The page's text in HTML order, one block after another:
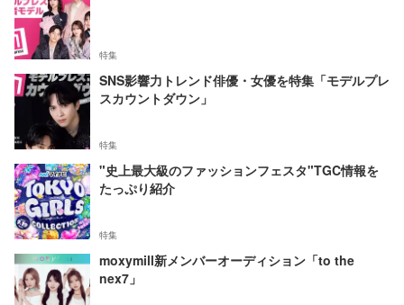
特集
SNS影響力トレンド俳優・女優を特集「モデルプレ
スカウントダウン」
特集
"史上最大級のファッションフェスタ"TGC情報を
たっぷり紹介
特集
moxymill新メンバーオーディション「to the
nex7」